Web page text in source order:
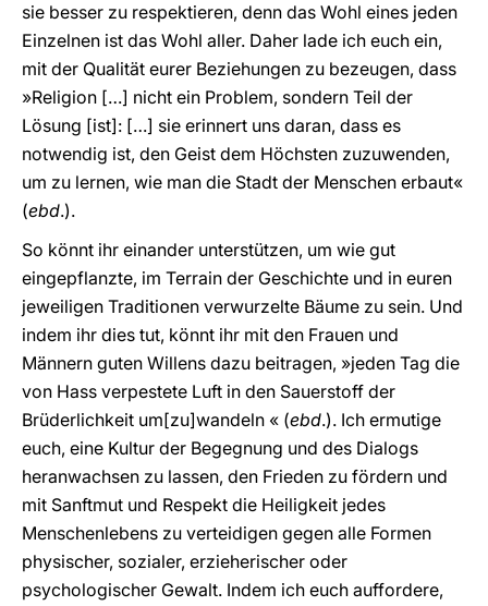
sie besser zu respektieren, denn das Wohl eines jeden
Einzelnen ist das Wohl aller. Daher lade ich euch ein,
mit der Qualität eurer Beziehungen zu bezeugen, dass
»Religion […] nicht ein Problem, sondern Teil der
Lösung [ist]: […] sie erinnert uns daran, dass es
notwendig ist, den Geist dem Höchsten zuzuwenden,
um zu lernen, wie man die Stadt der Menschen erbaut«
(ebd.).
So könnt ihr einander unterstützen, um wie gut
eingepflanzte, im Terrain der Geschichte und in euren
jeweiligen Traditionen verwurzelte Bäume zu sein. Und
indem ihr dies tut, könnt ihr mit den Frauen und
Männern guten Willens dazu beitragen, »jeden Tag die
von Hass verpestete Luft in den Sauerstoff der
Brüderlichkeit um[zu]wandeln « (ebd.). Ich ermutige
euch, eine Kultur der Begegnung und des Dialogs
heranwachsen zu lassen, den Frieden zu fördern und
mit Sanftmut und Respekt die Heiligkeit jedes
Menschenlebens zu verteidigen gegen alle Formen
physischer, sozialer, erzieherischer oder
psychologischer Gewalt. Indem ich euch auffordere,